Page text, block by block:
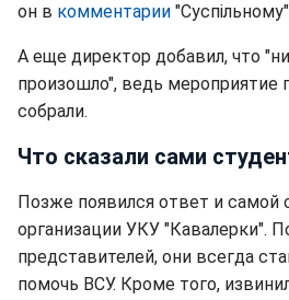
он в комментарии
А еще директор добавил, что
произошло", ведь мероприятие
собрали.
Что сказали сами
Позже появился ответ и самой
организации УКУ "Кавалерки".
представителей, они всегда
помочь ВСУ. Кроме того,